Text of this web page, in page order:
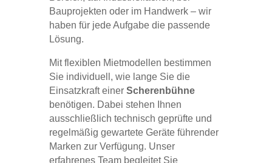
Bauprojekten oder im Handwerk – wir
haben für jede Aufgabe die passende
Lösung.
Mit flexiblen Mietmodellen bestimmen
Sie individuell, wie lange Sie die
Einsatzkraft einer Scherenbühne
benötigen. Dabei stehen Ihnen
ausschließlich technisch geprüfte und
regelmäßig gewartete Geräte führender
Marken zur Verfügung. Unser
erfahrenes Team begleitet Sie